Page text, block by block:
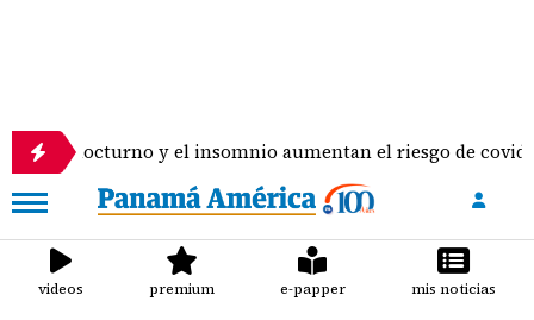
nocturno y el insomnio aumentan el riesgo de covid
videos premium e-papper mis noticias